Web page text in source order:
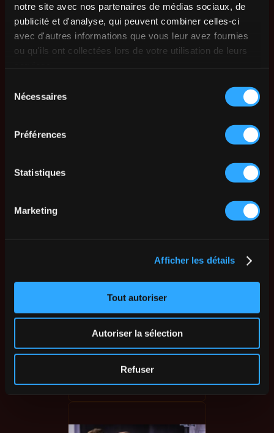
notre site avec nos partenaires de médias sociaux, de
publicité et d'analyse, qui peuvent combiner celles-ci
avec d'autres informations que vous leur avez fournies
ou qu'ils ont collectées lors de votre utilisation de leurs
Nécessaires
Préférences
Statistiques
Marketing
Afficher les détails
Tout autoriser
Autoriser la sélection
Refuser